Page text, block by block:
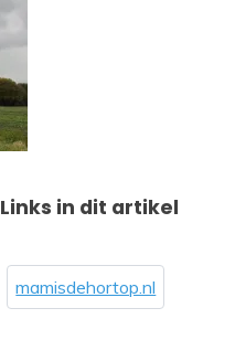
Links in dit artikel
mamisdehortop.nl